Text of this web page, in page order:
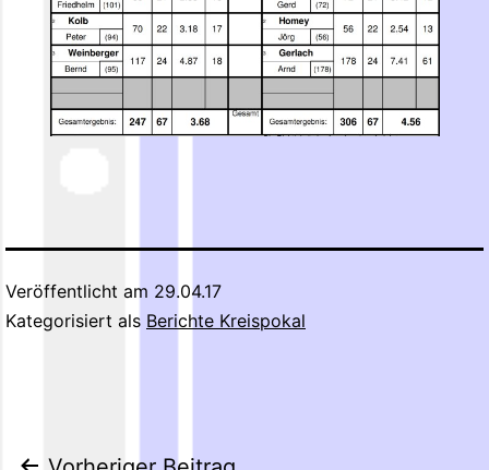
Veröffentlicht am 29.04.17
Kategorisiert als Berichte Kreispokal